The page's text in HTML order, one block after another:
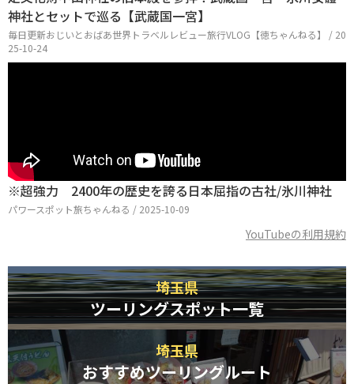
神社とセットで巡る【武蔵国一宮】
毎日更新おじいとおばあ世界トラベルレビュー旅行VLOG【徳ちゃんねる】 / 20
25-10-24
※超強力 2400年の歴史を誇る日本屈指の古社/氷川神社
パワースポット旅ちゃんねる / 2025-10-09
YouTubeの利用規約
埼玉県
ツーリングスポット一覧
埼玉県
おすすめツーリングルート